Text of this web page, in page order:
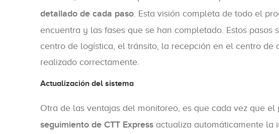
detallado de cada paso. Esta visión completa de todo el
encuentra y las fases que se han completado. Estos
centro de logística, el tránsito, la recepción en el centro
realizado correctamente.
Actualización del sistema
Otra de las ventajas del monitoreo, es que cada vez que
seguimiento de CTT Express actualiza automáticamente la